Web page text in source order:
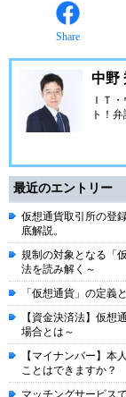
Share
中野
ＩＴ
ト ！
最近のエントリー
仮想通貨取引所の登
底解説。
規制の対象となる「
法を読み解く～
「仮想通貨」の定義
【資金決済法】仮想
場合とは～
【マイナンバー】本
ことはできますか？